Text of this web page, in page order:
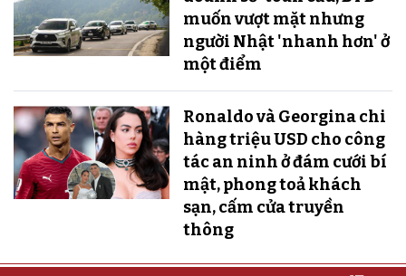
muốn vượt mặt nhưng
người Nhật 'nhanh hơn' ở
một điểm
Ronaldo và Georgina chi
hàng triệu USD cho công
tác an ninh ở đám cưới bí
mật, phong toả khách
sạn, cấm cửa truyền
thông